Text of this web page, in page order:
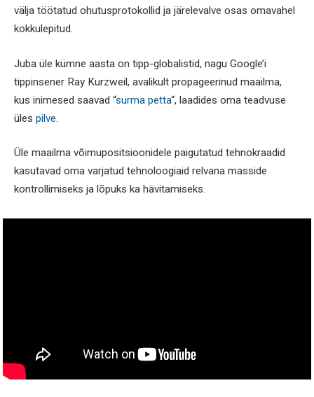
välja töötatud ohutusprotokollid ja järelevalve osas omavahel
kokkulepitud.
Juba üle kümne aasta on tipp-globalistid, nagu Google’i
tippinsener Ray Kurzweil, avalikult propageerinud maailma,
kus inimesed saavad “surma petta“, laadides oma teadvuse
üles pilve.
Üle maailma võimupositsioonidele paigutatud tehnokraadid
kasutavad oma varjatud tehnoloogiaid relvana masside
kontrollimiseks ja lõpuks ka hävitamiseks.